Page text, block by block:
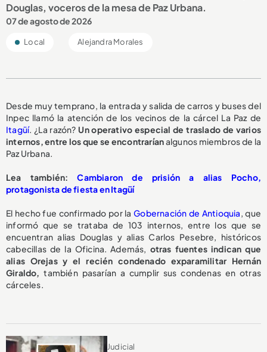
Douglas, voceros de la mesa de Paz Urbana.
07 de agosto de 2026
Local Alejandra Morales
Desde muy temprano, la entrada y salida de carros y buses del
Inpec llamó la atención de los vecinos de la cárcel La Paz de
Itagüí. ¿La razón? Un operativo especial de traslado de varios
internos, entre los que se encontraríanalgunos miembros de la
Paz Urbana.
Lea también:Cambiaron de prisión a alias Pocho,
protagonista de fiesta en Itagüí
El hecho fue confirmado por laGobernación de Antioquia, que
informó que se trataba de 103 internos, entre los que se
encuentran alias Douglas y alias Carlos Pesebre, históricos
cabecillas de la Oficina. Además, otras fuentes indican que
alias Orejas y el recién condenado exparamilitar Hernán
Giraldo,también pasarían a cumplir sus condenas en otras
cárceles.
Judicial